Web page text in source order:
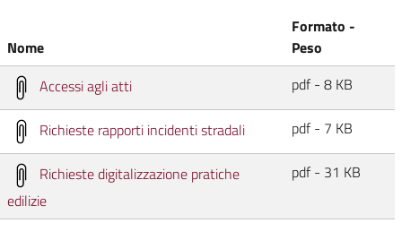
Nome
Formato -
Peso
Accessi agli atti
pdf - 8 KB
Richieste rapporti incidenti stradali pdf - 7 KB
Richieste digitalizzazione pratiche
edilizie
pdf - 31 KB